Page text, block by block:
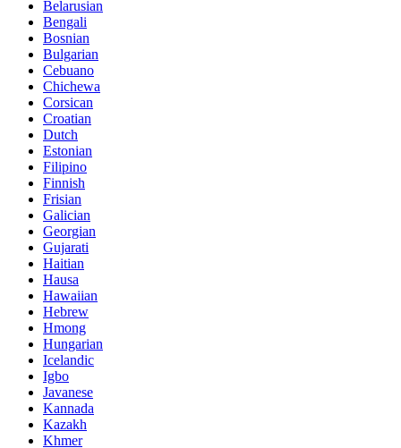
Belarusian
Bengali
Bosnian
Bulgarian
Cebuano
Chichewa
Corsican
Croatian
Dutch
Estonian
Filipino
Finnish
Frisian
Galician
Georgian
Gujarati
Haitian
Hausa
Hawaiian
Hebrew
Hmong
Hungarian
Icelandic
Igbo
Javanese
Kannada
Kazakh
Khmer